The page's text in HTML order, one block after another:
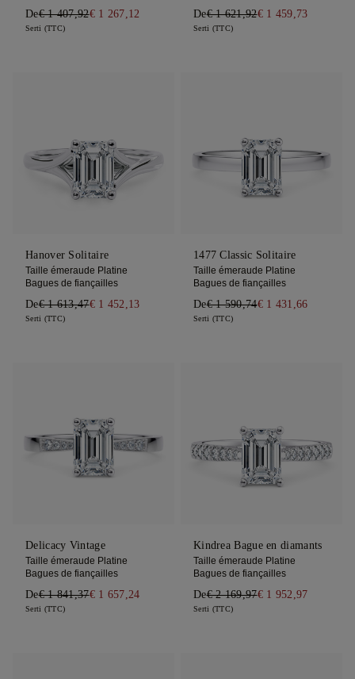
De€ 1 407,92€ 1 267,12
Serti (TTC)
De€ 1 621,92€ 1 459,73
Serti (TTC)
Hanover Solitaire
Taille émeraude Platine
Bagues de fiançailles
De€ 1 613,47€ 1 452,13
Serti (TTC)
1477 Classic Solitaire
Taille émeraude Platine
Bagues de fiançailles
De€ 1 590,74€ 1 431,66
Serti (TTC)
Delicacy Vintage
Taille émeraude Platine
Bagues de fiançailles
De€ 1 841,37€ 1 657,24
Serti (TTC)
Kindrea Bague en diamants
Taille émeraude Platine
Bagues de fiançailles
De€ 2 169,97€ 1 952,97
Serti (TTC)